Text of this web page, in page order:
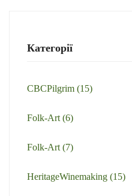
Категорії
CBCPilgrim (15)
Folk-Art (6)
Folk-Art (7)
HeritageWinemaking (15)